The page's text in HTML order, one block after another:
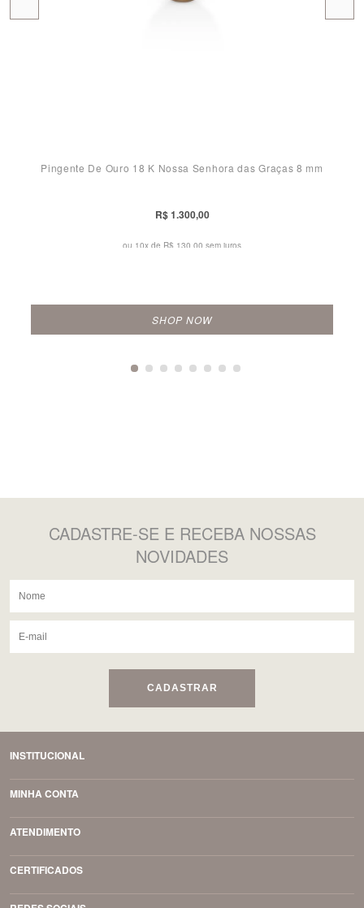
Pingente De Ouro 18 K Nossa Senhora das Graças 8 mm
R$ 1.300,00
ou 10x de R$ 130,00 sem juros
SHOP NOW
CADASTRE-SE E RECEBA NOSSAS
NOVIDADES
CADASTRAR
INSTITUCIONAL
MINHA CONTA
ATENDIMENTO
CERTIFICADOS